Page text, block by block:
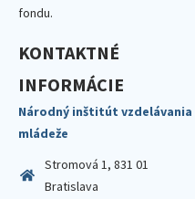
fondu.
KONTAKTNÉ
INFORMÁCIE
Národný inštitút vzdelávania
mládeže
Stromová 1, 831 01
Bratislava